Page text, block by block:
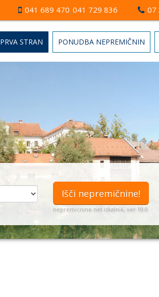
041 689 470,041 729 836 07
PRVA STRAN PONUDBA NEPREMIČNIN
Išči nepremičnine!
nepremicnine.net iskalnik, ver 10.0